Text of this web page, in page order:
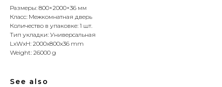
Размеры: 800×2000×36 мм
Класс: Межкомнатная дверь
Количество в упаковке: 1 шт.
Тип укладки: Универсальная
LxWxH: 2000x800x36 mm
Weight: 26000 g
See also